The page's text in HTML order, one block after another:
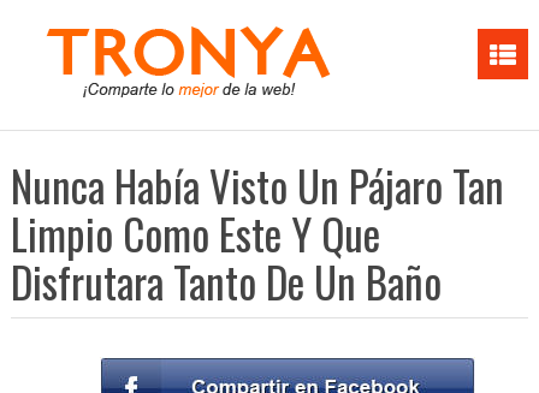
Nunca Había Visto Un Pájaro Tan
Limpio Como Este Y Que
Disfrutara Tanto De Un Baño